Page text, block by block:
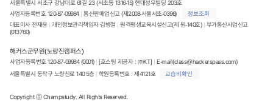
- 동일 게시판에 1일 1개글 이상 작성 시 1회 참여만 인정됩니다.
ㄴ동일한 날에 다른 커뮤니티 및 다른 게시판에 참여해야 여러 번
참여한 것으로 인정됩니다.
EX) 6/4에 [독공사]에 1회 [쭉빵]에 1회 참여할 경우, 2회 참여로
인정
6/4에 [독공사] 동일한 게시판에 10번 참여할 경우, 1회 참여로
인정
- 지정된 커뮤니티가 아닌 곳에서 작성한 게시글은 인정되지 않습
서울특별시 서초구 강남대로 61길 23 (서초동 1316-15) 현대성우빌딩 203호
사업자등록번호 120-87-09984
통신판매업신고 (제2008-서울서초-0396)
정보조회
대표이사 전재윤
개인정보관리책임자 김병철 원격평생교육시설신고(제 원-140호)
부가통신사업신고
(013760)
해커스군무원(노량진캠퍼스)
사업자등록번호 120-87-09984 (0001) [호스팅 제공자 : ㈜KT]
E-mail(class@hackerspass.com)
서울특별시 동작구 노량진로 140 5층
학원등록번호 : 제4121호 교습비확인
Copyright ⓒ Champstudy. All Rights Reserved.